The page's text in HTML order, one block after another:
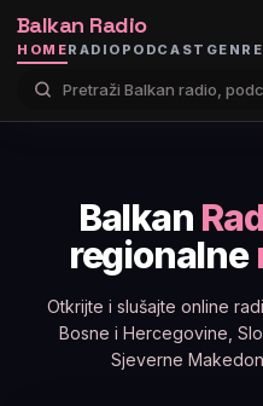
Balkan Radio
HOMERADIO PODCAST
Balkan
regionalne
Otkrijte i slušajte online
Bosne i Hercegovine,
Sjeverne